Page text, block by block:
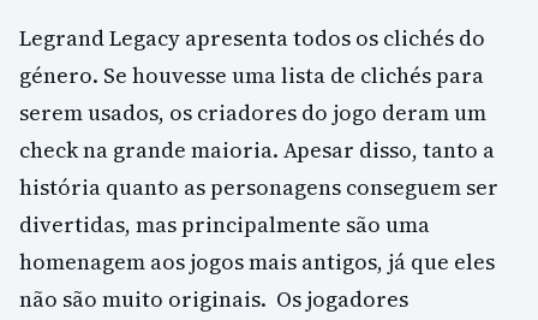
Legrand Legacy apresenta todos os clichés do
género. Se houvesse uma lista de clichés para
serem usados, os criadores do jogo deram um
check na grande maioria. Apesar disso, tanto a
história quanto as personagens conseguem ser
divertidas, mas principalmente são uma
homenagem aos jogos mais antigos, já que eles
não são muito originais. Os jogadores